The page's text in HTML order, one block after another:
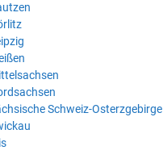
Schweiz-Osterzgebirge